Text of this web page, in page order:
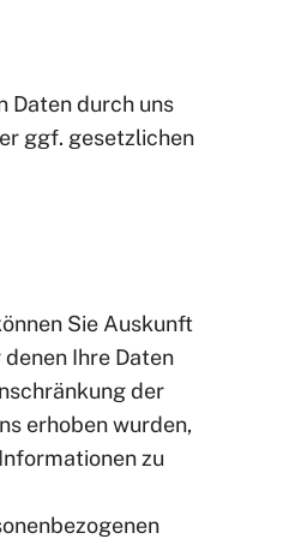
Daten durch uns
ggf. gesetzlichen
Sie Auskunft
Ihre Daten
der
erhoben wurden,
zu